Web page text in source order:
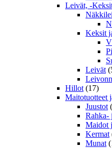
Leivät, -
Keksit
Leivät
Hillot (17)
Maitotuotteet
Juustot
Rahka-
Maidot
Kermat
Munat